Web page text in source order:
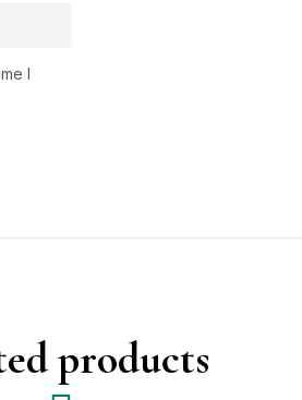
I
products